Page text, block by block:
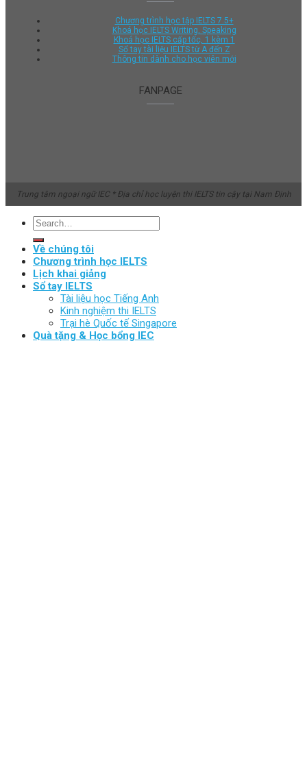
Chương trình học tập IELTS 7.5+
Khoá học IELTS Writing, Speaking
Khoá học IELTS cấp tốc, 1 kèm 1
Sổ tay tài liệu IELTS từ A đến Z
Thông tin dành cho học viên mới
FANPAGE
Trung tâm ngoại ngữ IEC * Địa chỉ học luyện thi IELTS tin cậy tại Nam Định
Về chúng tôi
Chương trình học IELTS
Lịch khai giảng
Sổ tay IELTS
Tài liệu học Tiếng Anh
Kinh nghiệm thi IELTS
Trại hè Quốc tế Singapore
Quà tặng & Học bổng IEC